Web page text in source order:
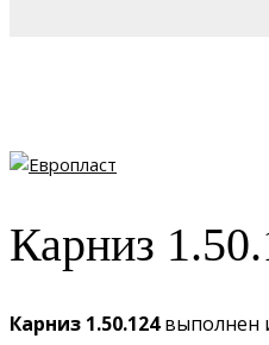
Карниз
Карниз 1.50.124выполнен